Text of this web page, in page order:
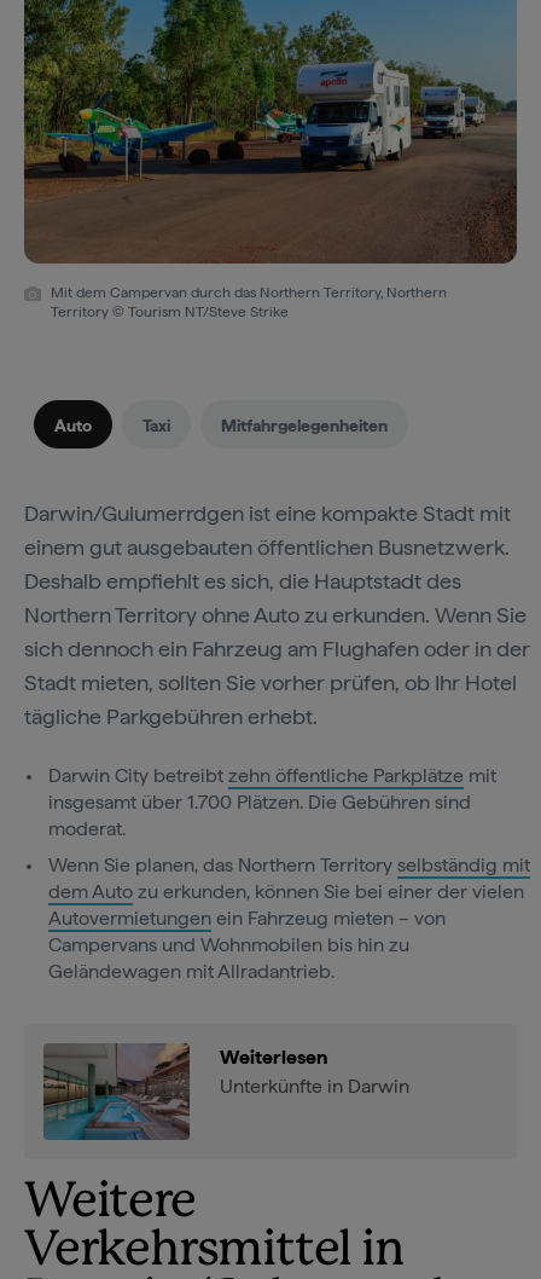
Mit dem Campervan durch das Northern Territory, Northern
Territory © Tourism NT/Steve Strike
Auto Taxi Mitfahrgelegenheiten
Darwin/Gulumerrdgen ist eine kompakte Stadt mit
einem gut ausgebauten öffentlichen Busnetzwerk.
Deshalb empfiehlt es sich, die Hauptstadt des
Northern Territory ohne Auto zu erkunden. Wenn Sie
sich dennoch ein Fahrzeug am Flughafen oder in der
Stadt mieten, sollten Sie vorher prüfen, ob Ihr Hotel
tägliche Parkgebühren erhebt.
Darwin City betreibt zehn öffentliche Parkplätze mit
insgesamt über 1.700 Plätzen. Die Gebühren sind
moderat.
Wenn Sie planen, das Northern Territory selbständig mit
dem Auto zu erkunden, können Sie bei einer der vielen
Autovermietungen ein Fahrzeug mieten – von
Campervans und Wohnmobilen bis hin zu
Geländewagen mit Allradantrieb.
Weiterlesen
Unterkünfte in Darwin
Weitere
Verkehrsmittel in